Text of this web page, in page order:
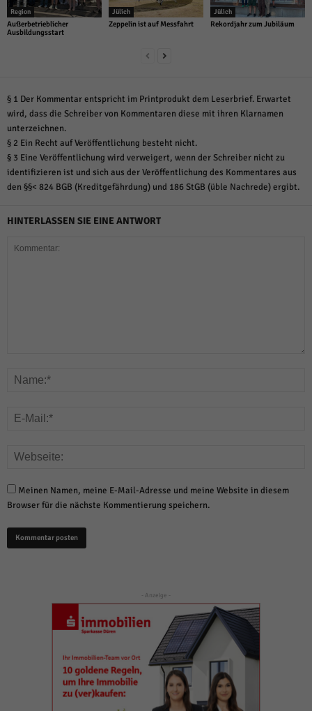
Region
Außerbetrieblicher
Ausbildungsstart
Jülich
Zeppelin ist auf Messfahrt
Jülich
Rekordjahr zum Jubiläum
§ 1 Der Kommentar entspricht im Printprodukt dem Leserbrief. Erwartet
wird, dass die Schreiber von Kommentaren diese mit ihren Klarnamen
unterzeichnen.
§ 2 Ein Recht auf Veröffentlichung besteht nicht.
§ 3 Eine Veröffentlichung wird verweigert, wenn der Schreiber nicht zu
identifizieren ist und sich aus der Veröffentlichung des Kommentares aus
den §§< 824 BGB (Kreditgefährdung) und 186 StGB (üble Nachrede) ergibt.
HINTERLASSEN SIE EINE ANTWORT
Meinen Namen, meine E-Mail-Adresse und meine Website in diesem
Browser für die nächste Kommentierung speichern.
- Anzeige -